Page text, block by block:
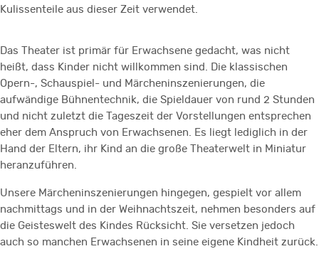
Kulissenteile aus dieser Zeit verwendet.
Das Theater ist primär für Erwachsene gedacht, was nicht
heißt, dass Kinder nicht willkommen sind. Die klassischen
Opern-, Schauspiel- und Märcheninszenierungen, die
aufwändige Bühnentechnik, die Spieldauer von rund 2 Stunden
und nicht zuletzt die Tageszeit der Vorstellungen entsprechen
eher dem Anspruch von Erwachsenen. Es liegt lediglich in der
Hand der Eltern, ihr Kind an die große Theaterwelt in Miniatur
heranzuführen.
Unsere Märcheninszenierungen hingegen, gespielt vor allem
nachmittags und in der Weihnachtszeit, nehmen besonders auf
die Geisteswelt des Kindes Rücksicht. Sie versetzen jedoch
auch so manchen Erwachsenen in seine eigene Kindheit zurück.